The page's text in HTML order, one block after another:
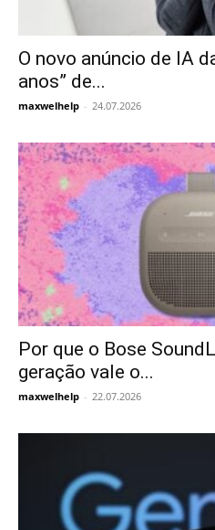
O novo anúncio de IA
anos” de...
maxwelhelp - 24.07.2026
Por que o Bose
geração vale o...
maxwelhelp - 22.07.2026